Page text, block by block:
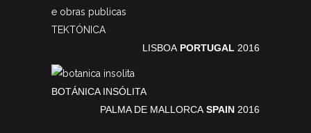
TEKTÓNICA
LISBOA PORTUGAL 2016
BOTÁNICA INSÓLITA
PALMA DE MALLORCASPAIN 2016